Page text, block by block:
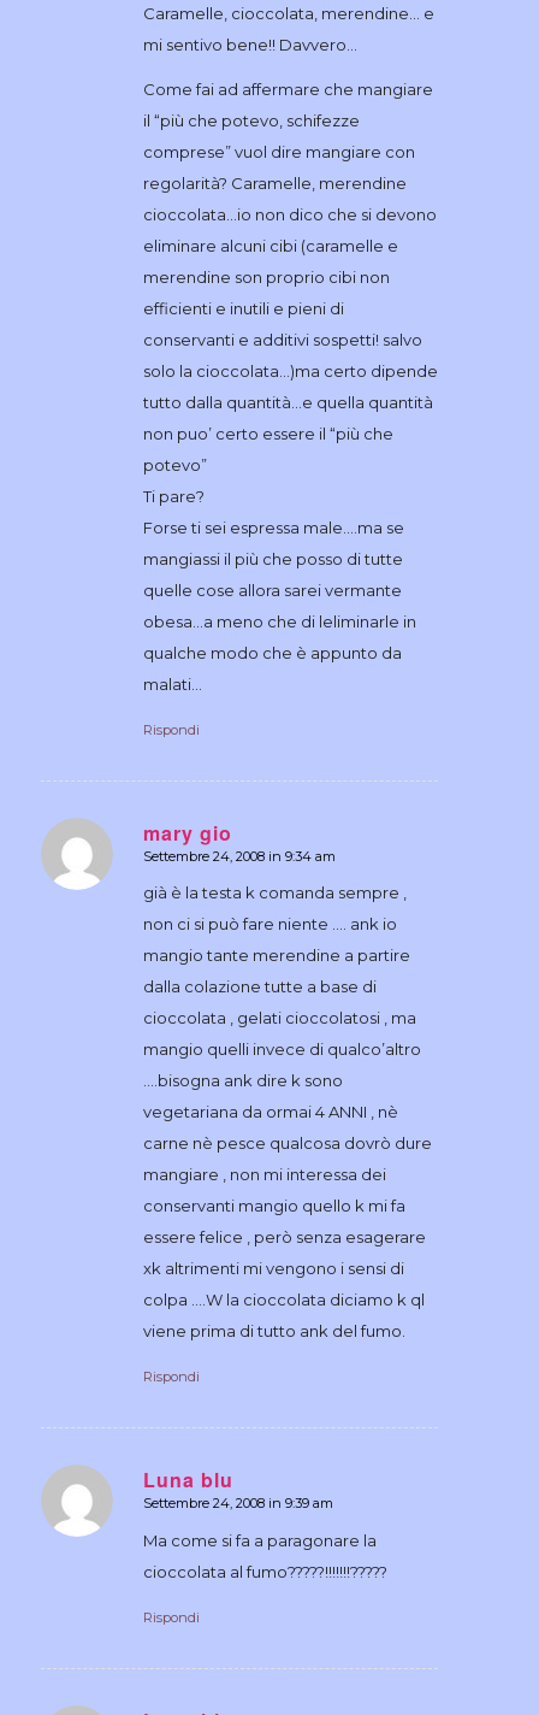
Caramelle, cioccolata, merendine… e
mi sentivo bene!! Davvero…
Come fai ad affermare che mangiare
il “più che potevo, schifezze
comprese” vuol dire mangiare con
regolarità? Caramelle, merendine
cioccolata…io non dico che si devono
eliminare alcuni cibi (caramelle e
merendine son proprio cibi non
efficienti e inutili e pieni di
conservanti e additivi sospetti! salvo
solo la cioccolata…)ma certo dipende
tutto dalla quantità…e quella quantità
non puo’ certo essere il “più che
potevo”
Ti pare?
Forse ti sei espressa male….ma se
mangiassi il più che posso di tutte
quelle cose allora sarei vermante
obesa…a meno che di leliminarle in
qualche modo che è appunto da
malati…
Rispondi
mary gio
dice:
Settembre 24, 2008 in 9:34 am
già è la testa k comanda sempre ,
non ci si può fare niente …. ank io
mangio tante merendine a partire
dalla colazione tutte a base di
cioccolata , gelati cioccolatosi , ma
mangio quelli invece di qualco’altro
….bisogna ank dire k sono
vegetariana da ormai 4 ANNI , nè
carne nè pesce qualcosa dovrò dure
mangiare , non mi interessa dei
conservanti mangio quello k mi fa
essere felice , però senza esagerare
xk altrimenti mi vengono i sensi di
colpa ….W la cioccolata diciamo k ql
viene prima di tutto ank del fumo.
Rispondi
Luna blu
dice:
Settembre 24, 2008 in 9:39 am
Ma come si fa a paragonare la
cioccolata al fumo?????!!!!!!!?????
Rispondi